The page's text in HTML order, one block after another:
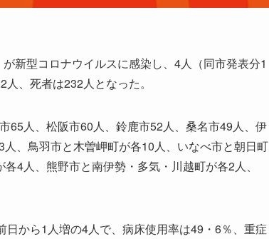
新型コロナウイルスに感染し、4人（同市発表分1
、死者は232人となった。
65人、松阪市60人、鈴鹿市52人、桑名市49人、伊
、鳥羽市と木曽岬町が各10人、いなべ市と朝日町
4人、熊野市と南伊勢・多気・川越町が各2人、
から1人増の4人で、病床使用率は49・6％、重症